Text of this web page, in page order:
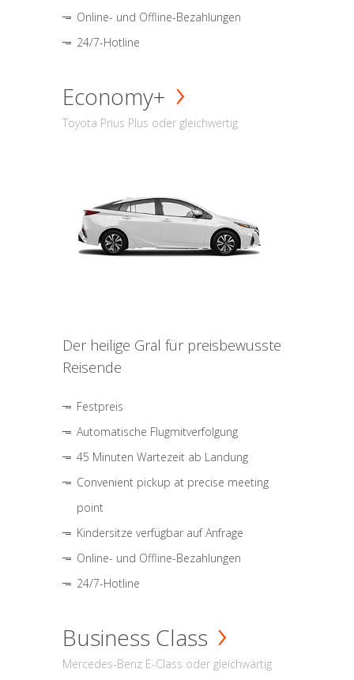
Online- und Offline-Bezahlungen
24/7-Hotline
Economy+
Toyota Prius Plus oder gleichwertig
Der heilige Gral für preisbewusste
Reisende
Festpreis
Automatische Flugmitverfolgung
45 Minuten Wartezeit ab Landung
Convenient pickup at precise meeting
point
Kindersitze verfügbar auf Anfrage
Online- und Offline-Bezahlungen
24/7-Hotline
Business Class
Mercedes-Benz E-Class oder gleichwärtig